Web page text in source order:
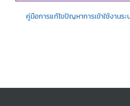
คู่มือการแก้ไขปัญหาการเข้าใช้งานร